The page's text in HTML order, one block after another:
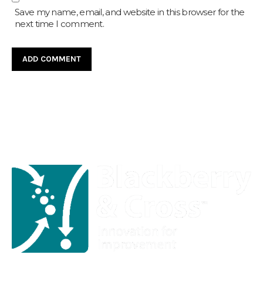
Save my name, email, and website in this browser for the
next time I comment.